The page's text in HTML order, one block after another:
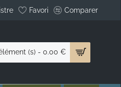
Favori Comparer
(s) - 0.00 €